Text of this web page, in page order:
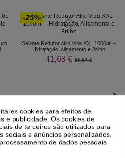
-25%
Selante Redutor Afro Vida XXL 1000ml –
Hidratação, Alisamento e Brilho
41,68 €55,57 €
cookies para efeitos de
e publicidade. Os cookies de
de terceiros são utilizados para
sociais e anúncios personalizados.
de dados pessoais